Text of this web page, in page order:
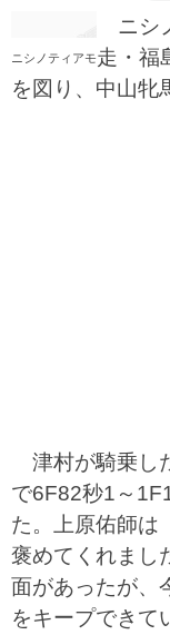
ニシノティアモ
ニシ
走・福
を図り、中山牝
津村が騎乗し
で6F82秒1～
た。上原佑師は
褒めてくれまし
面があったが、
をキープできて